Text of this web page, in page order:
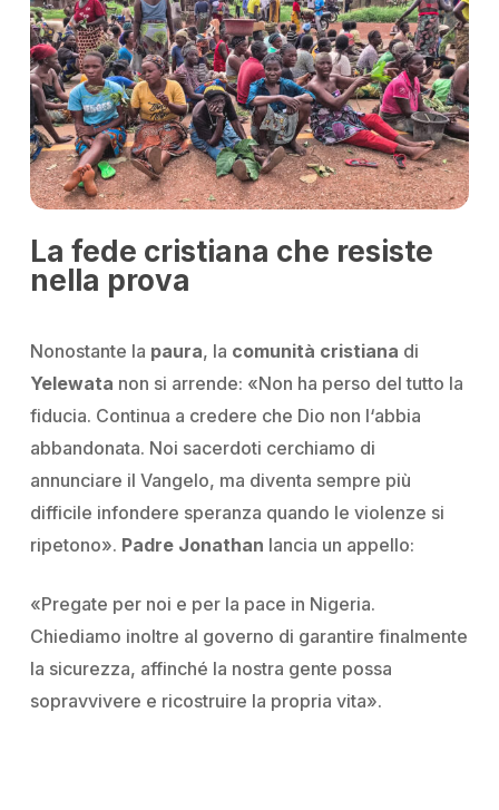
La fede cristiana che resiste
nella prova
Nonostante la paura, la comunità cristiana di
Yelewata non si arrende: «Non ha perso del tutto la
fiducia. Continua a credere che Dio non l‘abbia
abbandonata. Noi sacerdoti cerchiamo di
annunciare il Vangelo, ma diventa sempre più
difficile infondere speranza quando le violenze si
ripetono». Padre Jonathan lancia un appello:
«Pregate per noi e per la pace in Nigeria.
Chiediamo inoltre al governo di garantire finalmente
la sicurezza, affinché la nostra gente possa
sopravvivere e ricostruire la propria vita».